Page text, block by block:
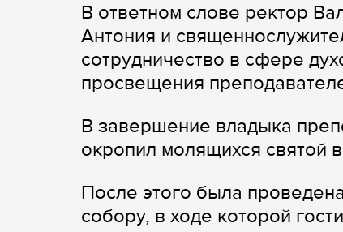
В ответном слове ректор
Антония и
сотрудничество в сфере
просвещения
В завершение владыка
окропил молящихся святой
После этого была
собору, в ходе которой